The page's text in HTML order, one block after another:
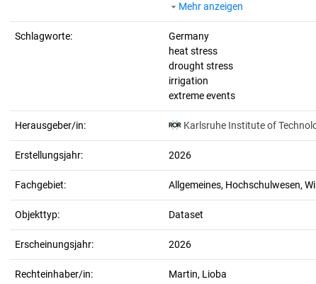
Mehr anzeigen
Schlagworte:
Germany
heat stress
drought stress
irrigation
extreme events
Herausgeber/in: Karlsruhe Institute of
Erstellungsjahr: 2026
Fachgebiet: Allgemeines, Hochschulwesen,
Objekttyp: Dataset
Erscheinungsjahr: 2026
Rechteinhaber/in: Martin, Lioba